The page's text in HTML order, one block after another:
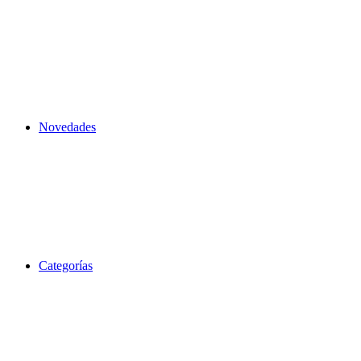
Novedades
Categorías